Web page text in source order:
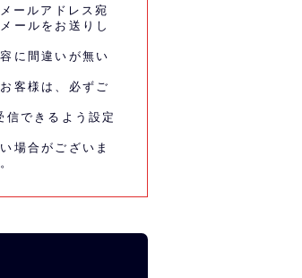
ールアドレス宛
ールをお送りし
に間違いが無い
客様は、必ずご
できるよう設定
場合がございま